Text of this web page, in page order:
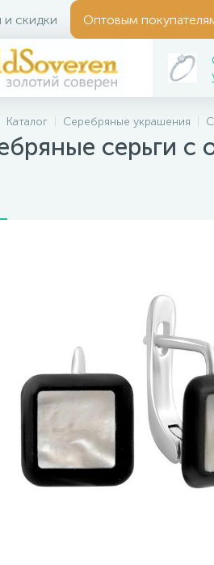
и скидки Оптовым
Каталог Серебряные украшения
серьги с